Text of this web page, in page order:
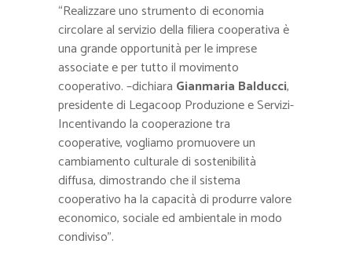
“Realizzare uno strumento di economia
circolare al servizio della filiera cooperativa è
una grande opportunità per le imprese
associate e per tutto il movimento
cooperativo. –dichiara Gianmaria Balducci,
presidente di Legacoop Produzione e Servizi-
Incentivando la cooperazione tra
cooperative, vogliamo promuovere un
cambiamento culturale di sostenibilità
diffusa, dimostrando che il sistema
cooperativo ha la capacità di produrre valore
economico, sociale ed ambientale in modo
condiviso”.